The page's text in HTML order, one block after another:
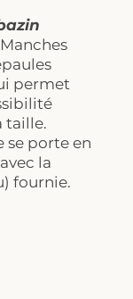
permet
taille.
se porte en
la
fournie.